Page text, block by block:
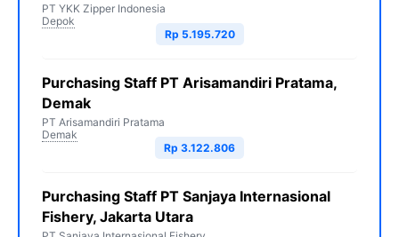
PT YKK Zipper Indonesia
Depok
Rp 5.195.720
Purchasing Staff PT Arisamandiri Pratama,
Demak
PT Arisamandiri Pratama
Demak
Rp 3.122.806
Purchasing Staff PT Sanjaya Internasional
Fishery, Jakarta Utara